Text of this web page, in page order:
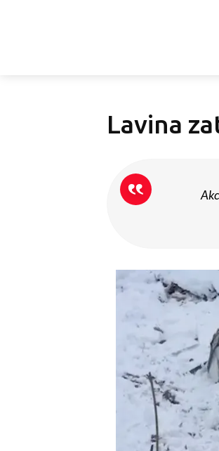
Lavina